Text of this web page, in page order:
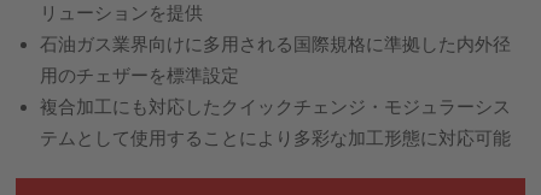
リューションを提供
石油ガス業界向けに多用される国際規格に準拠した内外径
用のチェザーを標準設定
複合加工にも対応したクイックチェンジ・モジュラーシス
テムとして使用することにより多彩な加工形態に対応可能